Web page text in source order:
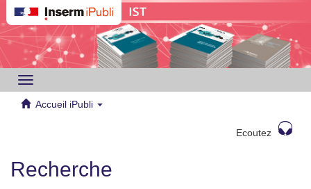
Toggle
navigation
Accueil iPubli
Ecoutez
Recherche